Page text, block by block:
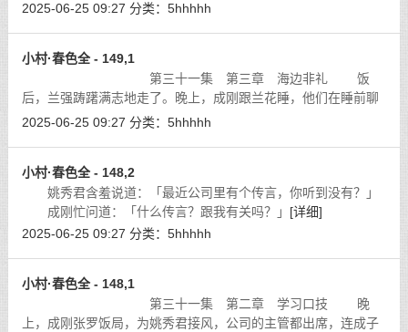
2025-06-25 09:27 分类： 5hhhhh
小村·春色全 - 149,1
第三十一集 第三章 海边非礼 饭
后，兰强踌躇满志地走了。晚上，成刚跟兰花睡，他们在睡前聊
起天来。 [详细]
2025-06-25 09:27 分类： 5hhhhh
小村·春色全 - 148,2
姚秀君含羞说道：「最近公司里有个传言，你听到没有？」
成刚忙问道：「什么传言？跟我有关吗？」 [详细]
2025-06-25 09:27 分类： 5hhhhh
小村·春色全 - 148,1
第三十一集 第二章 学习口技 晚
上，成刚张罗饭局，为姚秀君接风，公司的主管都出席，连成子